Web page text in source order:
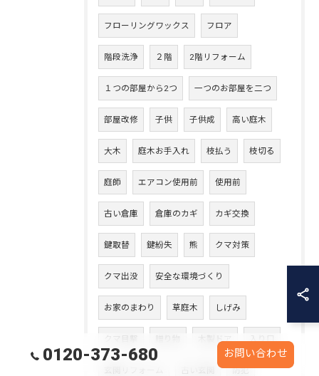
フローリングワックス フロア
階段洗浄 ２階 2階リフォーム
１つの部屋から2つ 一つのお部屋を二つ
部屋改修 子供 子供成 高い庭木
大木 庭木お手入れ 枝払う 枝切る
庭師 エアコン使用前 使用前
古い倉庫 倉庫のカギ カギ交換
鍵取替 鍵紛失 熊 クマ対策
クマ出没 安全な環境づくり
お家のまわり 草庭木 しげみ
木製ドア 入り口
防犯
0120-373-680 お問い合わせ